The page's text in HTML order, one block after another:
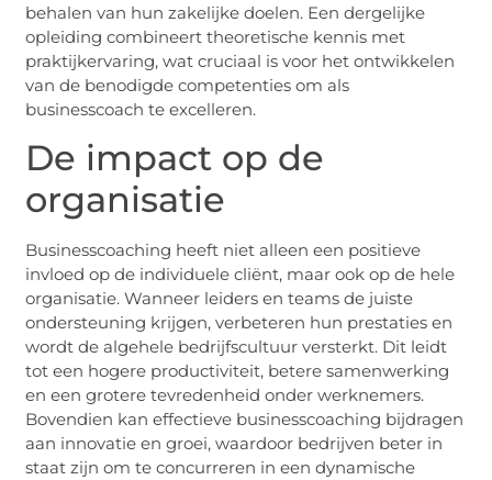
behalen van hun zakelijke doelen. Een dergelijke
opleiding combineert theoretische kennis met
praktijkervaring, wat cruciaal is voor het ontwikkelen
van de benodigde competenties om als
businesscoach te excelleren.
De impact op de
organisatie
Businesscoaching heeft niet alleen een positieve
invloed op de individuele cliënt, maar ook op de hele
organisatie. Wanneer leiders en teams de juiste
ondersteuning krijgen, verbeteren hun prestaties en
wordt de algehele bedrijfscultuur versterkt. Dit leidt
tot een hogere productiviteit, betere samenwerking
en een grotere tevredenheid onder werknemers.
Bovendien kan effectieve businesscoaching bijdragen
aan innovatie en groei, waardoor bedrijven beter in
staat zijn om te concurreren in een dynamische